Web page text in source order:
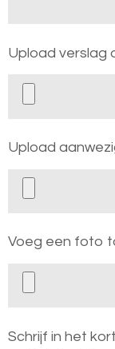
Upload verslag
Upload
Voeg een foto
Schrijf in het